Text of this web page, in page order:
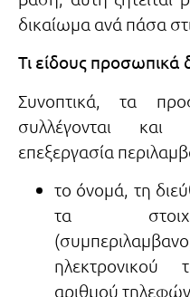
δικαίωμα ανά πάσα
Τι είδους προσωπικά
Συνοπτικά, τα
συλλέγονται και
επεξεργασία
το όνομά, τη
τα
ηλεκτρονικού
αριθμού